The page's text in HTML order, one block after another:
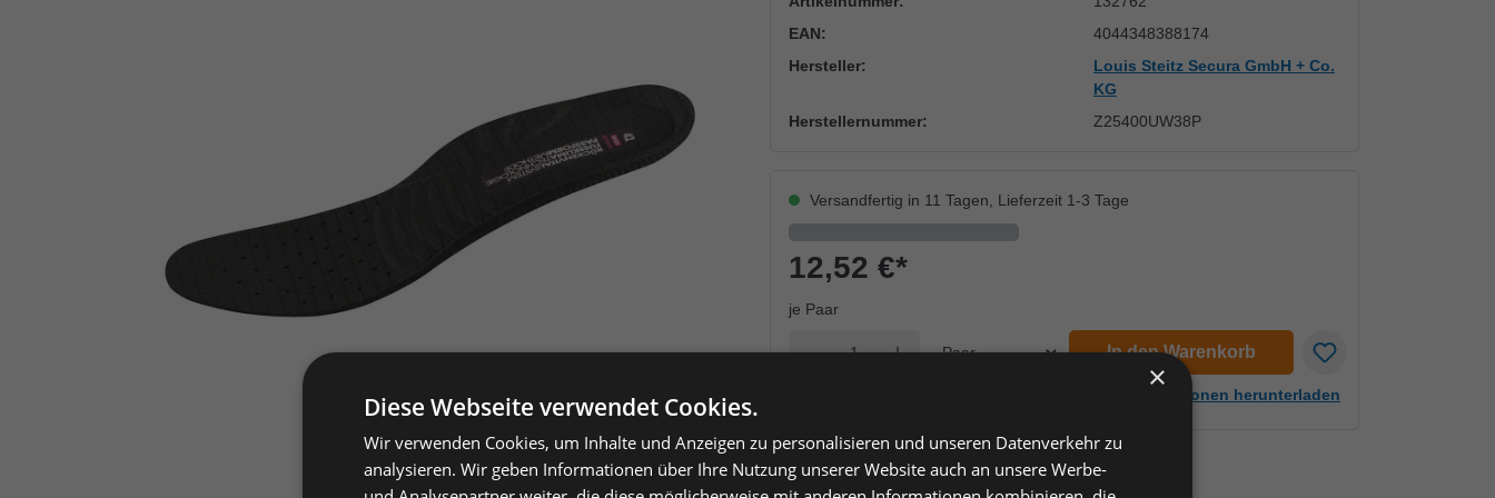
Hersteller:
Louis Steitz Secura GmbH + Co.
KG
EAN:
4044348388174
Herstellernummer: Z25400UW38P
Versandfertig in 11 Tagen, Lieferzeit 1-3 Tage
12,52 €*
je Paar
Anzahl verringernAnzahl erhöhen In den Warenkorb
Artikelinformationen herunterladen
×
Diese Webseite verwendet Cookies.
Wir verwenden Cookies, um Inhalte und Anzeigen zu personalisieren und unseren Datenverkehr zu
analysieren. Wir geben Informationen über Ihre Nutzung unserer Website auch an unsere Werbe-